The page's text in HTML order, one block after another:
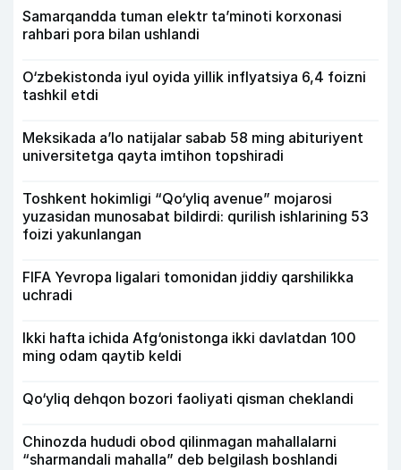
Samarqandda tuman elektr ta’minoti korxonasi
rahbari pora bilan ushlandi
O‘zbekistonda iyul oyida yillik inflyatsiya 6,4 foizni
tashkil etdi
Meksikada a’lo natijalar sabab 58 ming abituriyent
universitetga qayta imtihon topshiradi
Toshkent hokimligi “Qo‘yliq avenue” mojarosi
yuzasidan munosabat bildirdi: qurilish ishlarining 53
foizi yakunlangan
FIFA Yevropa ligalari tomonidan jiddiy qarshilikka
uchradi
Ikki hafta ichida Afg‘onistonga ikki davlatdan 100
ming odam qaytib keldi
Qo‘yliq dehqon bozori faoliyati qisman cheklandi
Chinozda hududi obod qilinmagan mahallalarni
“sharmandali mahalla” deb belgilash boshlandi